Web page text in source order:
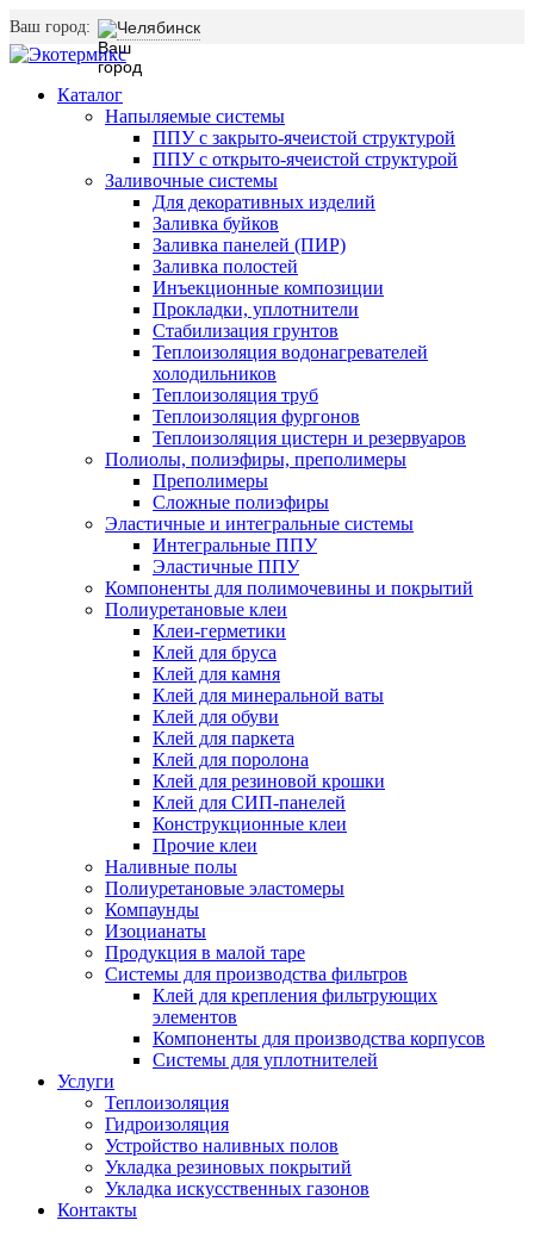
Ваш город: Челябинск
Каталог
Напыляемые системы
ППУ с закрыто-ячеистой структурой
ППУ с открыто-ячеистой структурой
Заливочные системы
Для декоративных изделий
Заливка буйков
Заливка панелей (ПИР)
Заливка полостей
Инъекционные композиции
Прокладки, уплотнители
Стабилизация грунтов
Теплоизоляция водонагревателей
холодильников
Теплоизоляция труб
Теплоизоляция фургонов
Теплоизоляция цистерн и резервуаров
Полиолы, полиэфиры, преполимеры
Преполимеры
Сложные полиэфиры
Эластичные и интегральные системы
Интегральные ППУ
Эластичные ППУ
Компоненты для полимочевины и покрытий
Полиуретановые клеи
Клеи-герметики
Клей для бруса
Клей для камня
Клей для минеральной ваты
Клей для обуви
Клей для паркета
Клей для поролона
Клей для резиновой крошки
Клей для СИП-панелей
Конструкционные клеи
Прочие клеи
Наливные полы
Полиуретановые эластомеры
Компаунды
Изоцианаты
Продукция в малой таре
Системы для производства фильтров
Клей для крепления фильтрующих
элементов
Компоненты для производства корпусов
Системы для уплотнителей
Услуги
Теплоизоляция
Гидроизоляция
Устройство наливных полов
Укладка резиновых покрытий
Укладка искусственных газонов
Контакты